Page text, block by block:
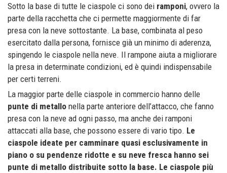
Sotto la base di tutte le ciaspole ci sono dei ramponi, ovvero la
parte della racchetta che ci permette maggiormente di far
presa con la neve sottostante. La base, combinata al peso
esercitato dalla persona, fornisce già un minimo di aderenza,
spingendo le ciaspole nella neve. Il rampone aiuta a migliorare
la presa in determinate condizioni, ed è quindi indispensabile
per certi terreni.
La maggior parte delle ciaspole in commercio hanno delle
punte di metallo nella parte anteriore dell’attacco, che fanno
presa con la neve ad ogni passo, ma anche dei ramponi
attaccati alla base, che possono essere di vario tipo. Le
ciaspole ideate per camminare quasi esclusivamente in
piano o su pendenze ridotte e su neve fresca hanno sei
punte di metallo distribuite sotto la base. Le ciaspole più